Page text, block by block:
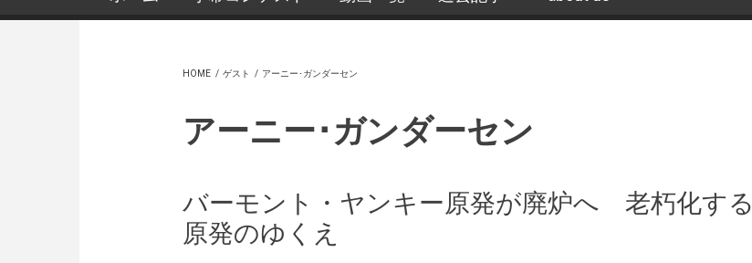
HOME / ゲスト / アーニー･ガンダーセン
アーニー･ガンダーセン
バーモント・ヤンキー原発が廃炉へ 老朽化する
原発のゆくえ